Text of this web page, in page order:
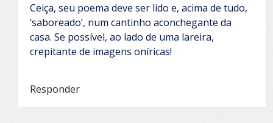
Ceiça, seu poema deve ser lido e, acima de tudo,
‘saboreado’, num cantinho aconchegante da
casa. Se possível, ao lado de uma lareira,
crepitante de imagens oníricas!
Responder